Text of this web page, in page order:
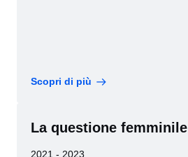
Scopri di più
La questione femminile
2021 - 2023